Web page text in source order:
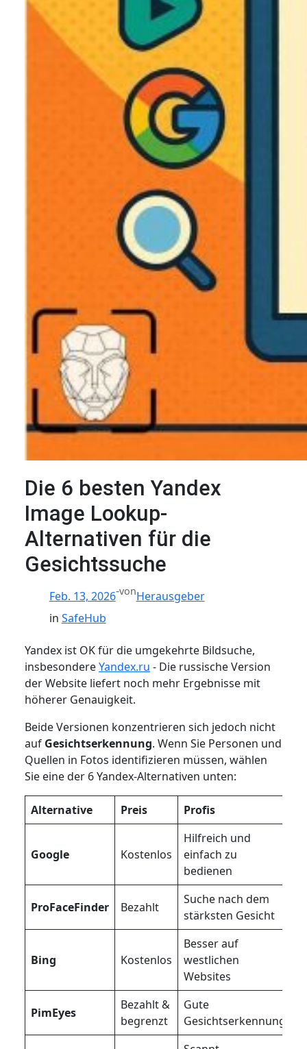
Die 6 besten Yandex
Image Lookup-
Alternativen für die
Gesichtssuche
Feb. 13, 2026-vonHerausgeber
in SafeHub
Yandex ist OK für die umgekehrte Bildsuche,
insbesondereYandex.ru - Die russische Version
der Website liefert noch mehr Ergebnisse mit
höherer Genauigkeit.
Beide Versionen konzentrieren sich jedoch nicht
auf Gesichtserkennung. Wenn Sie Personen und
Quellen in Fotos identifizieren müssen, wählen
Sie eine der 6 Yandex-Alternativen unten:
Alternative Preis Profis
Google Kostenlos
Hilfreich und
einfach zu
bedienen
ProFaceFinder Bezahlt
Suche nach dem
stärksten Gesicht
Bing Kostenlos
Besser auf
westlichen
Websites
PimEyes
Bezahlt &
begrenzt
Gute
Gesichtserkennung